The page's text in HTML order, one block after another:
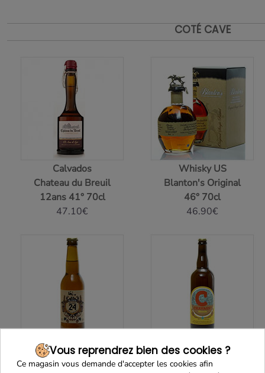
COTÉ CAVE
Calvados
Chateau du Breuil
12ans 41° 70cl
47.10€
Whisky US
Blanton's Original
46° 70cl
46.90€
Bière brassée 24 blonde
Brasserie Artisanale
Bière blonde artisanale
Brasserie Chavagn
Vous reprendrez bien des cookies ?
Ce magasin vous demande d'accepter les cookies afin